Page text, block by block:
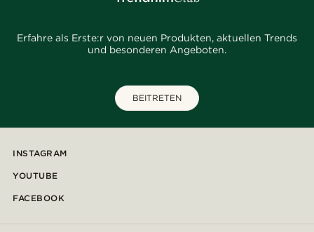
Erfahre als Erste:r von neuen Produkten, aktuellen Trends
und besonderen Angeboten.
BEITRETEN
INSTAGRAM
YOUTUBE
FACEBOOK